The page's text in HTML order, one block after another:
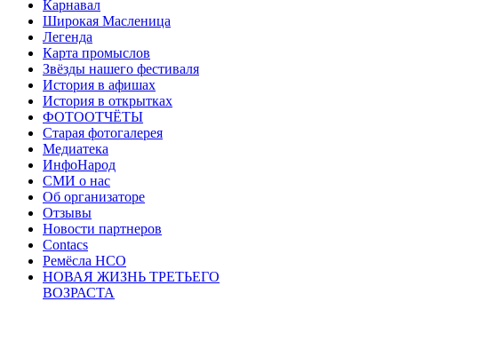
Карнавал
Широкая Масленица
Легенда
Карта промыслов
Звёзды нашего фестиваля
История в афишах
История в открытках
ФОТООТЧЁТЫ
Старая фотогалерея
Медиатека
ИнфоНарод
СМИ о нас
Об организаторе
Отзывы
Новости партнеров
Contacs
Ремёсла НСО
НОВАЯ ЖИЗНЬ ТРЕТЬЕГО
ВОЗРАСТА